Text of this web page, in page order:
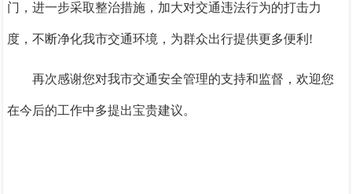
门，进一步采取整治措施，加大对交通违法行为的打击力
度，不断净化我市交通环境，为群众出行提供更多便利!
再次感谢您对我市交通安全管理的支持和监督，欢迎您
在今后的工作中多提出宝贵建议。